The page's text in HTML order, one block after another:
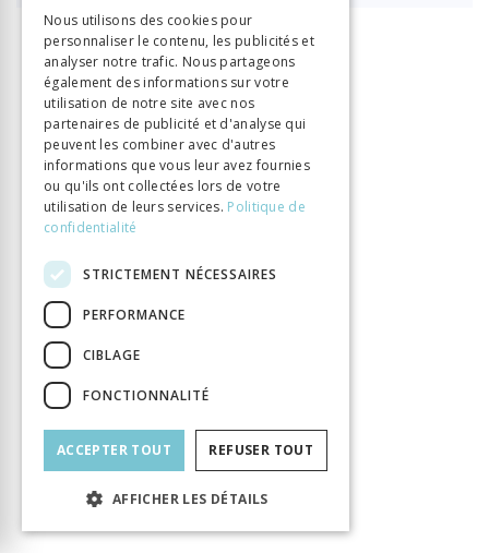
INFORMATION
Auteur
Chenevière Guillaume
Éditeur
Labor et Fides
9782830914498
Langue
Français
Nombre de pages
416
Parution
Thème
Lumières
Format
Type de livre
Monographie
ITALIAN
Nous utilisons des cookies pour
personnaliser le contenu, les publicités et
analyser notre trafic. Nous partageons
également des informations sur votre
utilisation de notre site avec nos
partenaires de publicité et d'analyse qui
peuvent les combiner avec d'autres
informations que vous leur avez fournies
ou qu'ils ont collectées lors de votre
utilisation de leurs services. Politique de
confidentialité
STRICTEMENT NÉCESSAIRES
PERFORMANCE
CIBLAGE
FONCTIONNALITÉ
ACCEPTER TOUT REFUSER TOUT
AFFICHER LES DÉTAILS